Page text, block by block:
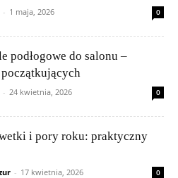
- 1 maja, 2026 0
podłogowe do salonu –
- 24 kwietnia, 2026 0
i pory roku: praktyczny
- 17 kwietnia, 2026 0